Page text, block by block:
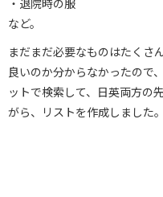
・退院時の服
など。
まだまだ必要なものはたくさ
良いのか分からなかったので
ットで検索して、日英両方の
がら、リストを作成しました。